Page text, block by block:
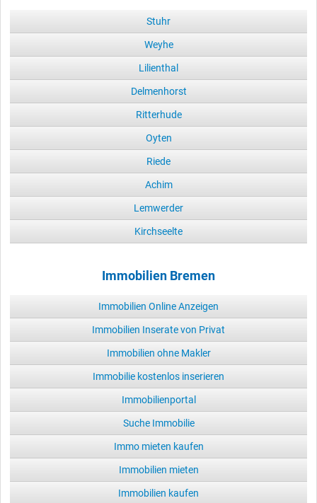
Stuhr
Weyhe
Lilienthal
Delmenhorst
Ritterhude
Oyten
Riede
Achim
Lemwerder
Kirchseelte
Immobilien Bremen
Immobilien Online Anzeigen
Immobilien Inserate von Privat
Immobilien ohne Makler
Immobilie kostenlos inserieren
Immobilienportal
Suche Immobilie
Immo mieten kaufen
Immobilien mieten
Immobilien kaufen